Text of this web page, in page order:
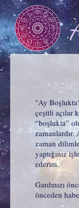
"Ay
çeşitli açılar
“boşlukta”
zamanlardır.
zaman
yaptığınız
ederim.
Gardınızı
önceden